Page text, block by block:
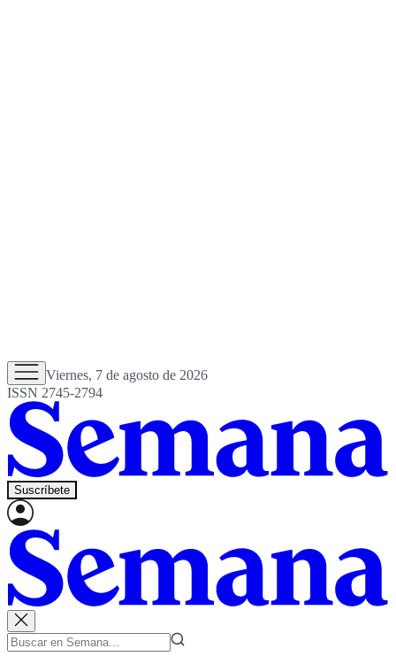
Viernes, 7 de agosto de 2026
ISSN 2745-2794
Suscríbete